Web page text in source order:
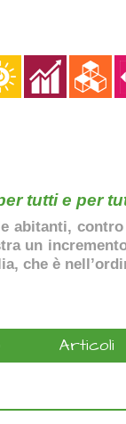
tutti e per
abitanti,
un
che è
Articoli